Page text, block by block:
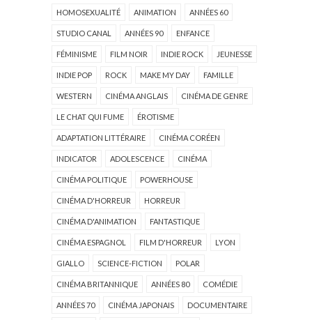
HOMOSEXUALITÉ ANIMATION ANNÉES 60
STUDIO CANAL ANNÉES 90 ENFANCE
FÉMINISME FILM NOIR INDIE ROCK JEUNESSE
INDIE POP ROCK MAKE MY DAY FAMILLE
WESTERN CINÉMA ANGLAIS CINÉMA DE GENRE
LE CHAT QUI FUME ÉROTISME
ADAPTATION LITTÉRAIRE CINÉMA CORÉEN
INDICATOR ADOLESCENCE CINÉMA
CINÉMA POLITIQUE POWERHOUSE
CINÉMA D'HORREUR HORREUR
CINÉMA D'ANIMATION FANTASTIQUE
CINÉMA ESPAGNOL FILM D'HORREUR LYON
GIALLO SCIENCE-FICTION POLAR
CINÉMA BRITANNIQUE ANNÉES 80 COMÉDIE
ANNÉES 70 CINÉMA JAPONAIS DOCUMENTAIRE